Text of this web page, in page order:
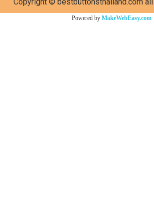
Powered by MakeWebEasy.com